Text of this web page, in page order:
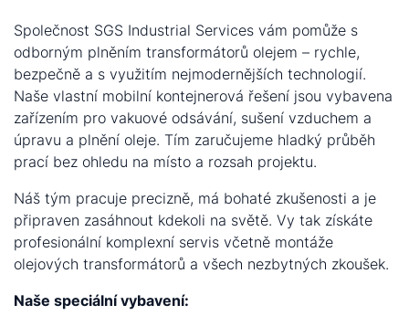
Společnost SGS Industrial Services vám pomůže s
odborným plněním transformátorů olejem – rychle,
bezpečně a s využitím nejmodernějších technologií.
Naše vlastní mobilní kontejnerová řešení jsou vybavena
zařízením pro vakuové odsávání, sušení vzduchem a
úpravu a plnění oleje. Tím zaručujeme hladký průběh
prací bez ohledu na místo a rozsah projektu.
Náš tým pracuje precizně, má bohaté zkušenosti a je
připraven zasáhnout kdekoli na světě. Vy tak získáte
profesionální komplexní servis včetně montáže
olejových transformátorů a všech nezbytných zkoušek.
Naše speciální vybavení: